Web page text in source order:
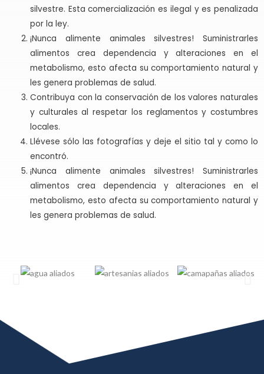
silvestre. Esta comercialización es ilegal y es penalizada
por la ley.
¡Nunca alimente animales silvestres! Suministrarles
alimentos crea dependencia y alteraciones en el
metabolismo, esto afecta su comportamiento natural y
les genera problemas de salud.
Contribuya con la conservación de los valores naturales
y culturales al respetar los reglamentos y costumbres
locales.
Llévese sólo las fotografías y deje el sitio tal y como lo
encontró.
¡Nunca alimente animales silvestres! Suministrarles
alimentos crea dependencia y alteraciones en el
metabolismo, esto afecta su comportamiento natural y
les genera problemas de salud.